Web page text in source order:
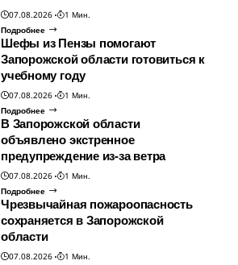
07.08.2026
1 Мин.
Подробнее
Шефы из Пензы помогают
Запорожской области готовиться к
учебному году
07.08.2026
1 Мин.
Подробнее
В Запорожской области
объявлено экстренное
предупреждение из-за ветра
07.08.2026
1 Мин.
Подробнее
Чрезвычайная пожароопасность
сохраняется в Запорожской
области
07.08.2026
1 Мин.